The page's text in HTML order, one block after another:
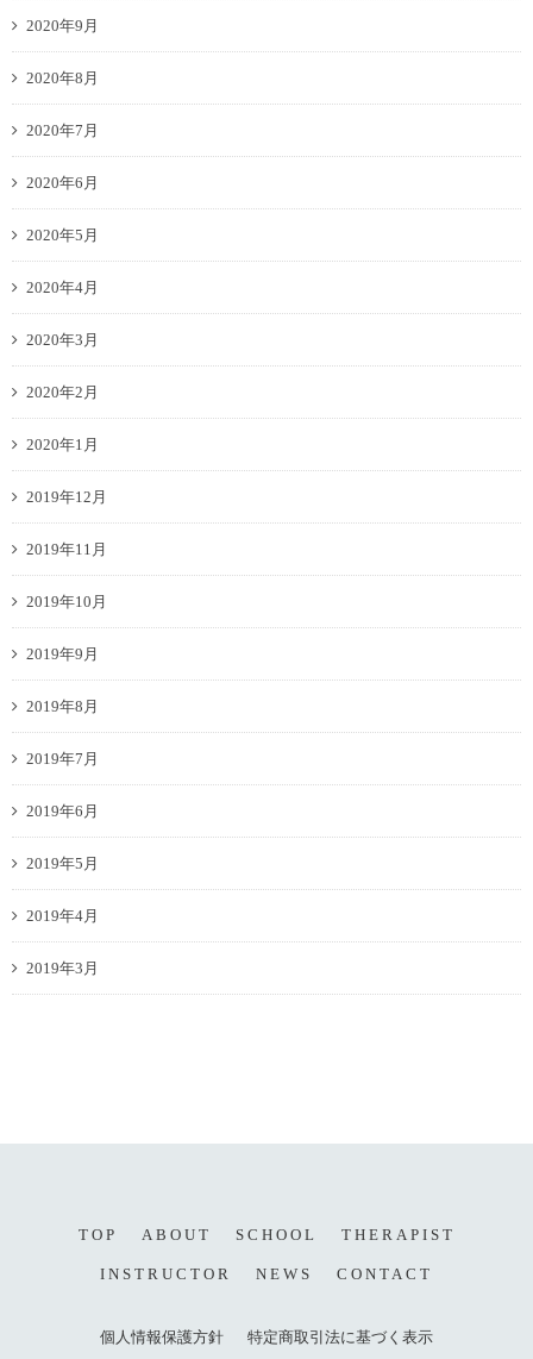
2020年9月
2020年8月
2020年7月
2020年6月
2020年5月
2020年4月
2020年3月
2020年2月
2020年1月
2019年12月
2019年11月
2019年10月
2019年9月
2019年8月
2019年7月
2019年6月
2019年5月
2019年4月
2019年3月
TOP ABOUT SCHOOL THERAPIST
INSTRUCTOR NEWS CONTACT
個人情報保護方針 特定商取引法に基づく表示